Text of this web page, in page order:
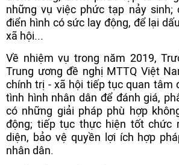
những vụ việc phức tạp nảy sinh;
điển hình có sức lay động, để lại
xã hội...
Về nhiệm vụ trong năm 2019,
Trung ương đề nghị MTTQ Việt
chính trị - xã hội tiếp tục quan tâm
tình hình nhân dân để đánh giá,
có những giải pháp phù hợp
động; tiếp tục thực hiện tốt chức
diện, bảo vệ quyền lợi ích hợp
nhân dân.